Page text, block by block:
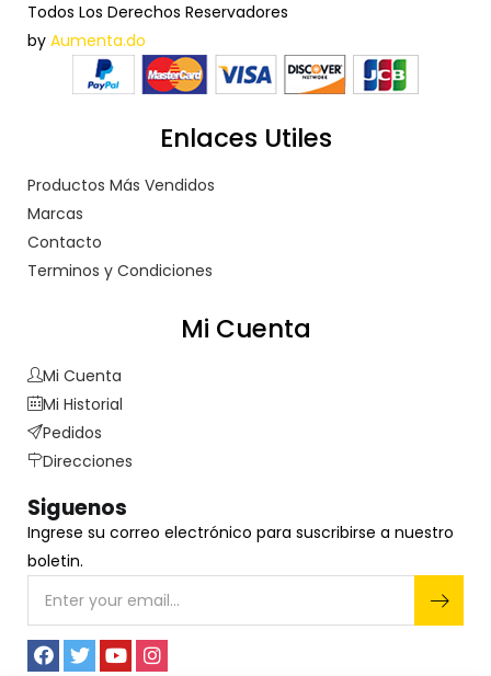
Todos Los Derechos Reservadores
by Aumenta.do
Enlaces Utiles
Productos Más Vendidos
Marcas
Contacto
Terminos y Condiciones
Mi Cuenta
Mi Cuenta
Mi Historial
Pedidos
Direcciones
Siguenos
Ingrese su correo electrónico para suscribirse a nuestro
boletin.